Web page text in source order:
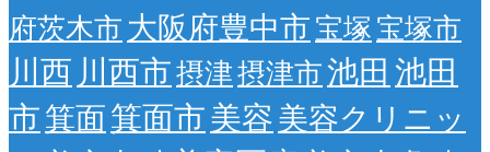
府茨木市大阪府豊中市宝塚宝塚市
川西 川西市摂津摂津市池田 池田
市箕面箕面市美容美容クリニッ